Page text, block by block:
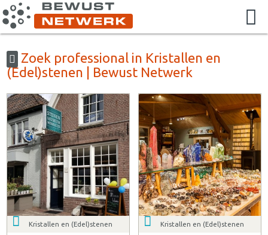
Zoek professional in Kristallen en
(Edel)stenen | Bewust Netwerk
Kristallen en (Edel)stenen Kristallen en (Edel)stenen